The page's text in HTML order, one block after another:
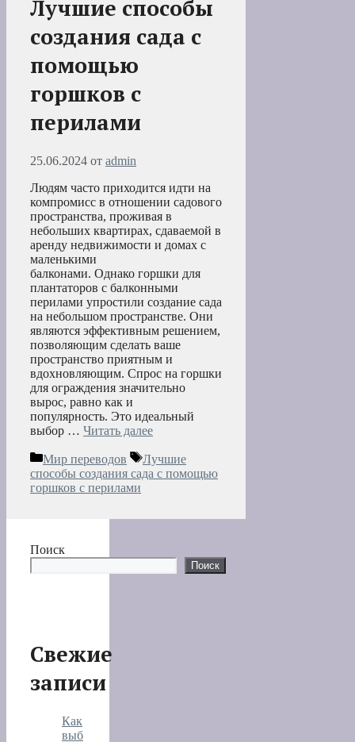
Лучшие способы
создания сада с
помощью
горшков с
перилами
25.06.2024 от admin
Людям часто приходится идти на
компромисс в отношении садового
пространства, проживая в
небольших квартирах, сдаваемой в
аренду недвижимости и домах с
маленькими
балконами. Однако горшки для
плантаторов с балконными
перилами упростили создание сада
на небольшом пространстве. Они
являются эффективным решением,
позволяющим сделать ваше
пространство приятным и
вдохновляющим. Спрос на горшки
для ограждения значительно
вырос, равно как и
популярность. Это идеальный
выбор … Читать далее
Рубрики
Мир переводов Метки
Лучшие
способы создания сада с помощью
горшков с перилами
Поиск
Поиск
Свежие
записи
Как
выб